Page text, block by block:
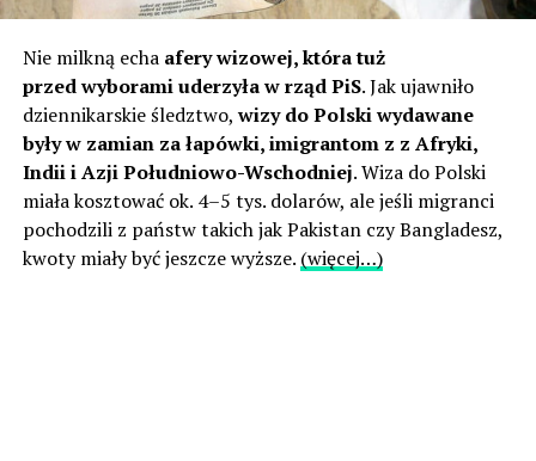
Nie milkną echa afery wizowej, która tuż
przed wyborami uderzyła w rząd PiS. Jak ujawniło
dziennikarskie śledztwo,wizy do Polski wydawane
były w zamian za łapówki, imigrantom z z Afryki,
Indii i Azji Południowo-Wschodniej. Wiza do Polski
miała kosztować ok. 4–5 tys. dolarów, ale jeśli migranci
pochodzili z państw takich jak Pakistan czy Bangladesz,
kwoty miały być jeszcze wyższe. (więcej…)